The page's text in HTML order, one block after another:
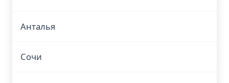
Анталья
Сочи